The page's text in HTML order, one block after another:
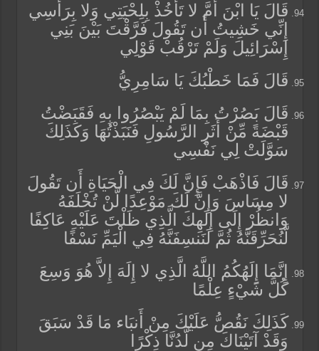
قَالَ يَا ابْنَ أُمَّ لا تَأْخُذْ بِلِحْيَتِي وَلا بِرَأْسِي
إِنِّي خَشِيتُ أَن تَقُولَ فَرَّقْتَ بَيْنَ بَنِي
إِسْرَائِيلَ وَلَمْ تَرْقُبْ قَوْلِي
قَالَ فَمَا خَطْبُكَ يَا سَامِرِيُّ
قَالَ بَصُرْتُ بِمَا لَمْ يَبْصُرُوا بِهِ فَقَبَضْتُ
قَبْضَةً مِّنْ أَثَرِ الرَّسُولِ فَنَبَذْتُهَا وَكَذَلِكَ
سَوَّلَتْ لِي نَفْسِي
قَالَ فَاذْهَبْ فَإِنَّ لَكَ فِي الْحَيَاةِ أَن تَقُولَ
لا مِسَاسَ وَإِنَّ لَكَ مَوْعِدًا لَّنْ تُخْلَفَهُ
وَانظُرْ إِلَى إِلَهِكَ الَّذِي ظَلْتَ عَلَيْهِ عَاكِفًا
لَّنُحَرِّقَنَّهُ ثُمَّ لَنَنسِفَنَّهُ فِي الْيَمِّ نَسْفًا
إِنَّمَا إِلَهُكُمُ اللَّهُ الَّذِي لا إِلَهَ إِلاَّ هُوَ وَسِعَ
كُلَّ شَيْءٍ عِلْمًا
كَذَلِكَ نَقُصُّ عَلَيْكَ مِنْ أَنبَاء مَا قَدْ سَبَقَ
وَقَدْ آتَيْنَاكَ مِن لَّدُنَّا ذِكْرًا